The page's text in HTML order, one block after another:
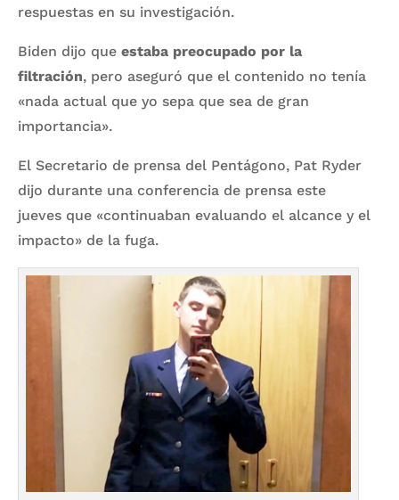
respuestas en su investigación.
Biden dijo que estaba preocupado por la
filtración, pero aseguró que el contenido no tenía
«nada actual que yo sepa que sea de gran
importancia».
El Secretario de prensa del Pentágono, Pat Ryder
dijo durante una conferencia de prensa este
jueves que «continuaban evaluando el alcance y el
impacto» de la fuga.